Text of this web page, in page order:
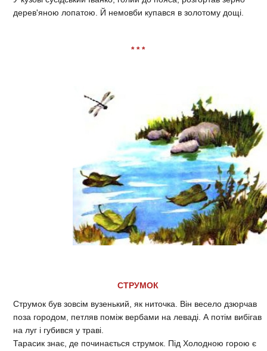
дерев'яною лопатою. Й немовби купався в золотому дощі.
* * *
СТРУМОК
Струмок був зовсім вузенький, як ниточка. Він весело дзюрчав
поза городом, петляв поміж вербами на леваді. А потім вибігав
на луг і губився у траві.
Тарасик знає, де починається струмок. Під Холодною горою є